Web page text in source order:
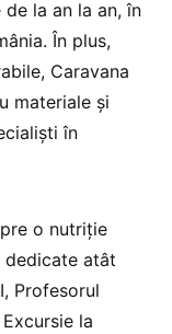
la an la an, în
În plus,
Caravana
materiale și
în
o nutriție
dedicate atât
Profesorul
la